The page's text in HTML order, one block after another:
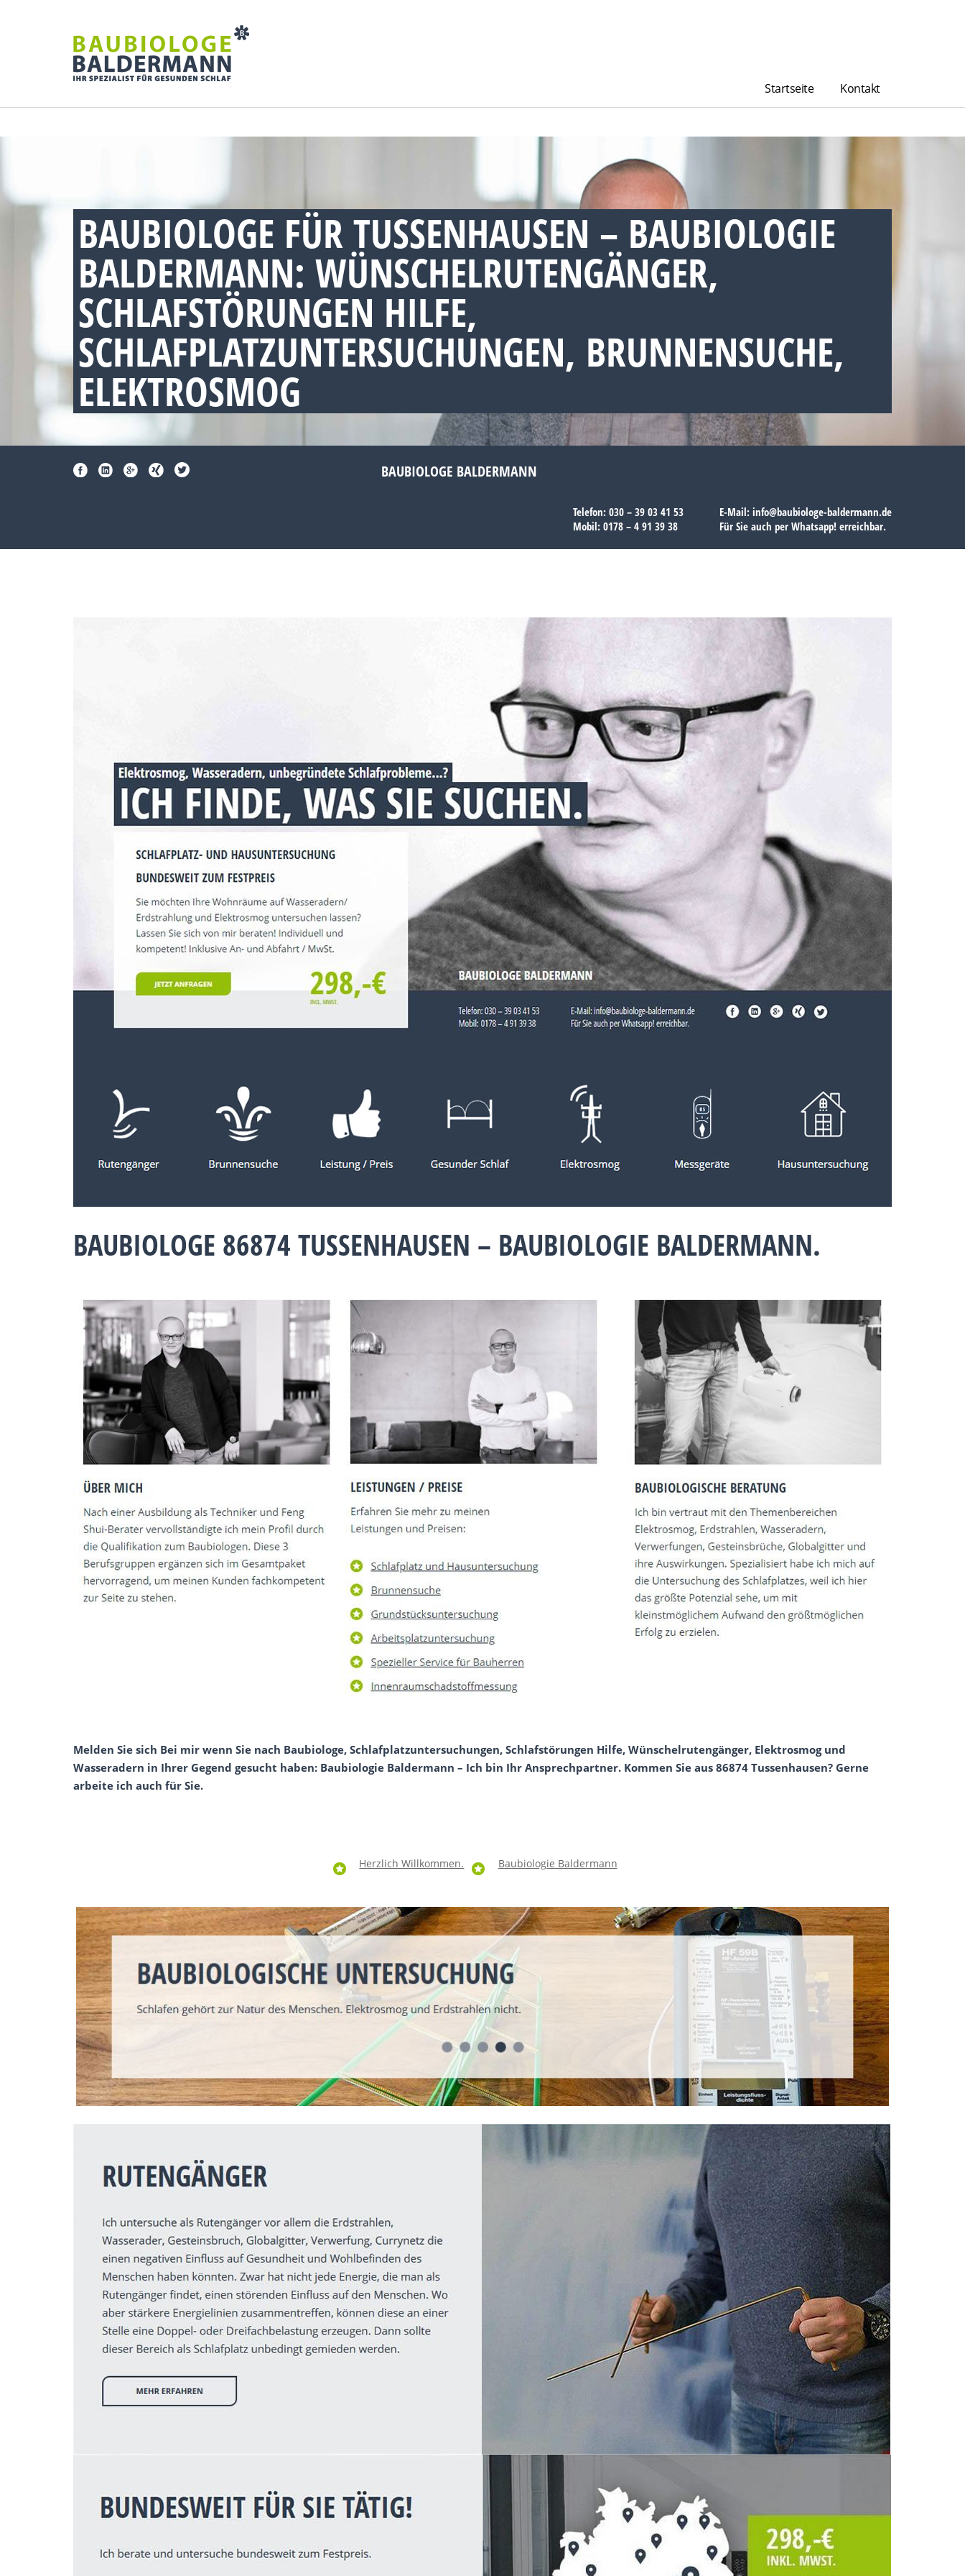
Startseite Kontakt
BAUBIOLOGE FÜR TUSSENHAUSEN – BAUBIOLOGIE
BALDERMANN: WÜNSCHELRUTENGÄNGER,
SCHLAFSTÖRUNGEN HILFE,
SCHLAFPLATZUNTERSUCHUNGEN, BRUNNENSUCHE,
ELEKTROSMOG
BAUBIOLOGE BALDERMANN
Telefon: 030 – 39 03 41 53
Mobil: 0178 – 4 91 39 38
E-Mail: info@baubiologe-baldermann.de
Für Sie auch per Whatsapp! erreichbar.
BAUBIOLOGE 86874 TUSSENHAUSEN – BAUBIOLOGIE BALDERMANN.
Melden Sie sich Bei mir wenn Sie nach Baubiologe, Schlafplatzuntersuchungen, Schlafstörungen Hilfe, Wünschelrutengänger, Elektrosmog und
Wasseradern in Ihrer Gegend gesucht haben: Baubiologie Baldermann – Ich bin Ihr Ansprechpartner. Kommen Sie aus 86874 Tussenhausen? Gerne
arbeite ich auch für Sie.
Herzlich Willkommen. Baubiologie Baldermann